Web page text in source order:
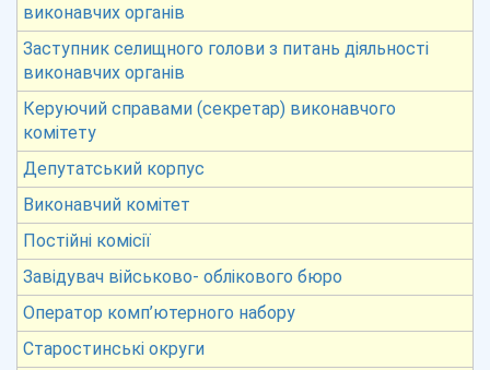
виконавчих органів
Заступник селищного голови з питань діяльності
виконавчих органів
Керуючий справами (секретар) виконавчого
комітету
Депутатський корпус
Виконавчий комітет
Постійні комісії
Завідувач військово- облікового бюро
Оператор комп’ютерного набору
Старостинські округи